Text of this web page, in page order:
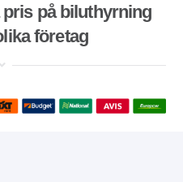
på biluthyrning
företag